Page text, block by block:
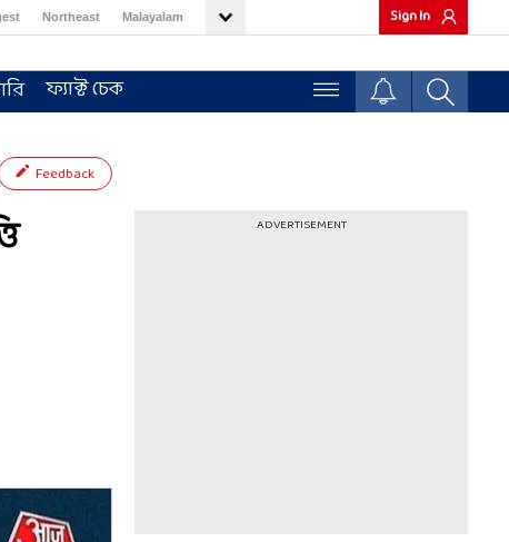
Northeast Malayalam Sign In
ফ্যাক্ট চেক
Feedback
ADVERTISEMENT